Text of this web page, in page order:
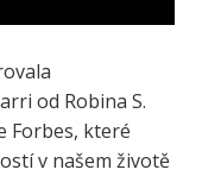
od Robina S.
Forbes, které
v našem životě